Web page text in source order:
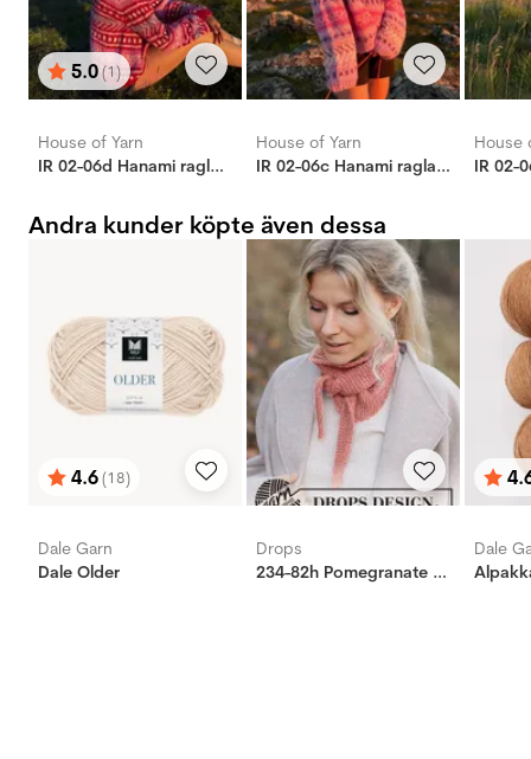
Betyg:
5.0(1)
utav 5 stjärnor
House of Yarn
IR 02-06d Hanami raglantröja (Soft)
House of Yarn
IR 02-06c Hanami raglantröja (Soft)
House
Andra kunder köpte även dessa
Betyg:
4.6(18)
utav 5 stjärnor
Dale Garn
Dale Older
Drops
234-82h Pomegranate Shawl
utav
Dale